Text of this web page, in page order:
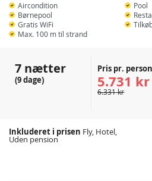
Aircondition
Børnepool
Gratis WiFi
Max. 100 m til strand
Pool
7 nætter
(9 dage)
Pris pr.
5.731 kr
6.331 kr
Inkluderet i prisen Fly, Hotel,
Uden pension